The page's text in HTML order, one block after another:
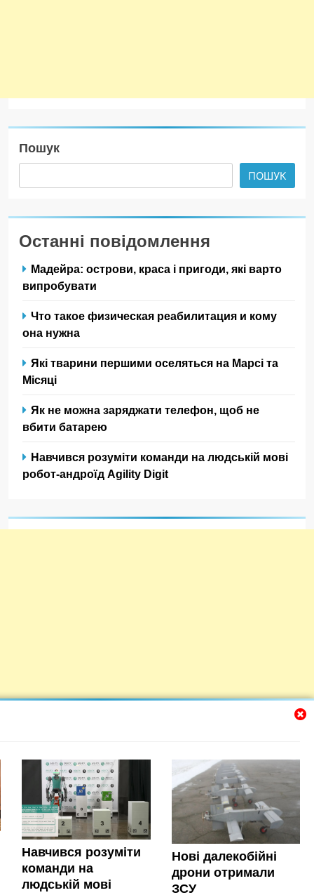
Навчився розуміти
команди на
людській мові
Нові далекобійні
дрони отримали
ЗСУ
Пошук
ПОШУК
Останні повідомлення
Мадейра: острови, краса і пригоди, які варто
випробувати
Что такое физическая реабилитация и кому
она нужна
Які тварини першими оселяться на Марсі та
Місяці
Як не можна заряджати телефон, щоб не
вбити батарею
Навчився розуміти команди на людській мові
робот-андроїд Agility Digit